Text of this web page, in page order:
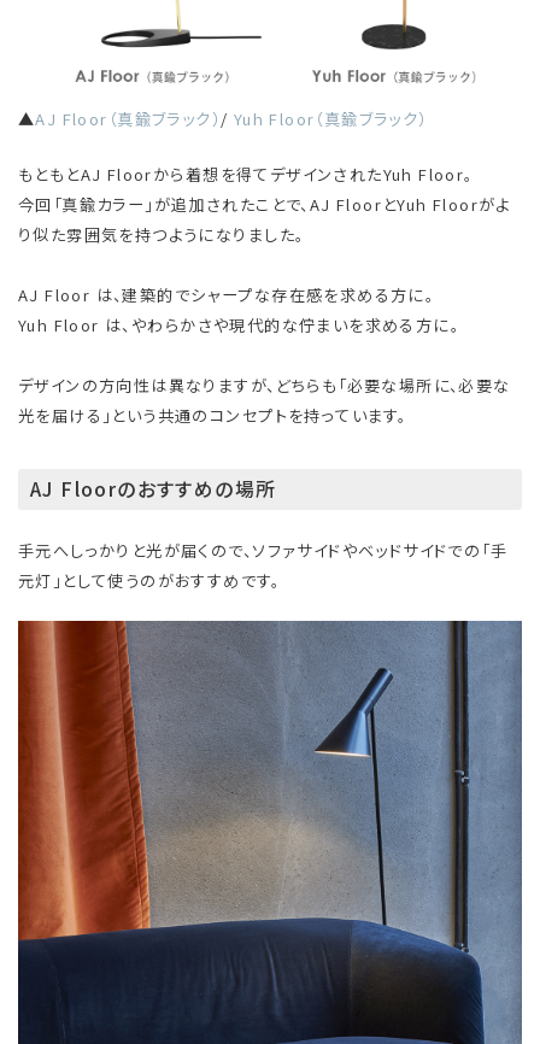
▲AJ Floor（真鍮ブラック） / Yuh Floor（真鍮ブラック）
もともとAJ Floorから着想を得てデザインされたYuh Floor。
今回「真鍮カラー」が追加されたことで、AJ FloorとYuh Floorがよ
り似た雰囲気を持つようになりました。
AJ Floor は、建築的でシャープな存在感を求める方に。
Yuh Floor は、やわらかさや現代的な佇まいを求める方に。
デザインの方向性は異なりますが、どちらも「必要な場所に、必要な
光を届ける」という共通のコンセプトを持っています。
AJ Floorのおすすめの場所
手元へしっかりと光が届くので、ソファサイドやベッドサイドでの「手
元灯」として使うのがおすすめです。